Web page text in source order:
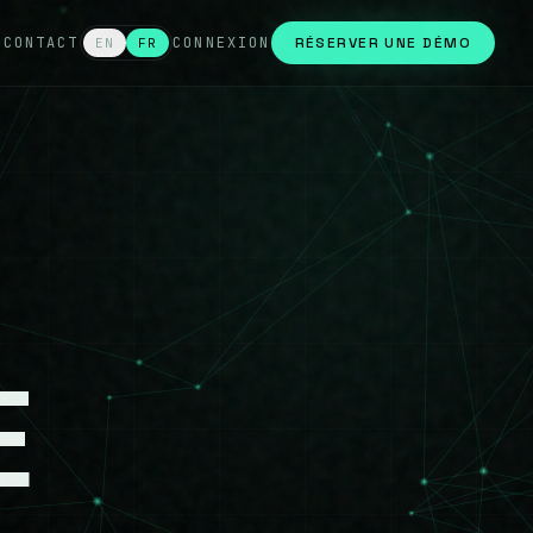
CONTACT EN FR CONNEXION RÉSERVER UNE DÉMO